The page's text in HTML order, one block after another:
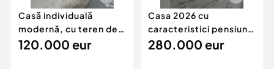
Casă individuală
modernă, cu teren de
1.356 mp – la doa
120.000 eur
Casa 2026 cu
caracteristici pensiune
280k
280.000 eur